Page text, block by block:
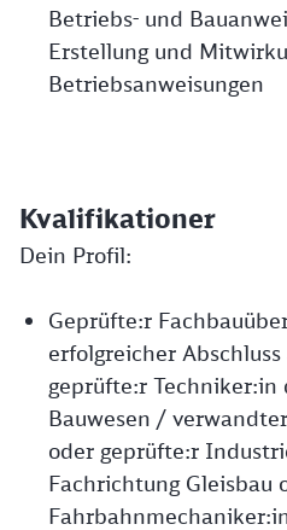
Betriebs- und
Erstellung und
Betriebsanweisungen
Kvalifikationer
Dein Profil:
Geprüfte:r
erfolgreicher
geprüfte:r Techniker:in
Bauwesen /
oder geprüfte:r
Fachrichtung Gleisbau